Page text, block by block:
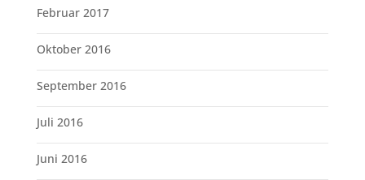
Februar 2017
Oktober 2016
September 2016
Juli 2016
Juni 2016